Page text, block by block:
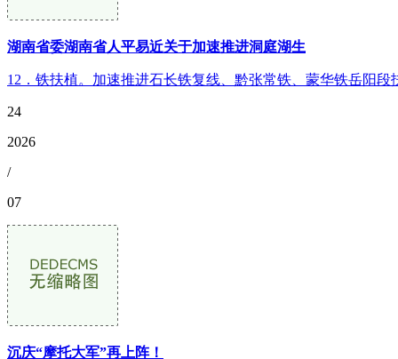
湖南省委湖南省人平易近关于加速推进洞庭湖生
12．铁扶植。加速推进石长铁复线、黔张常铁、蒙华铁岳阳
24
2026
/
07
沉庆“摩托大军”再上阵！